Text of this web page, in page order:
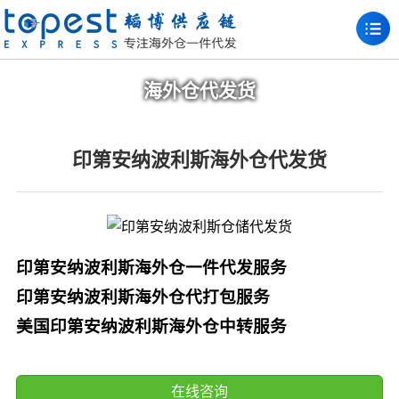
海外仓代发货
印第安纳波利斯海外仓代发货
印第安纳波利斯海外仓一件代发服务
印第安纳波利斯海外仓代打包服务
美国印第安纳波利斯海外仓中转服务
在线咨询